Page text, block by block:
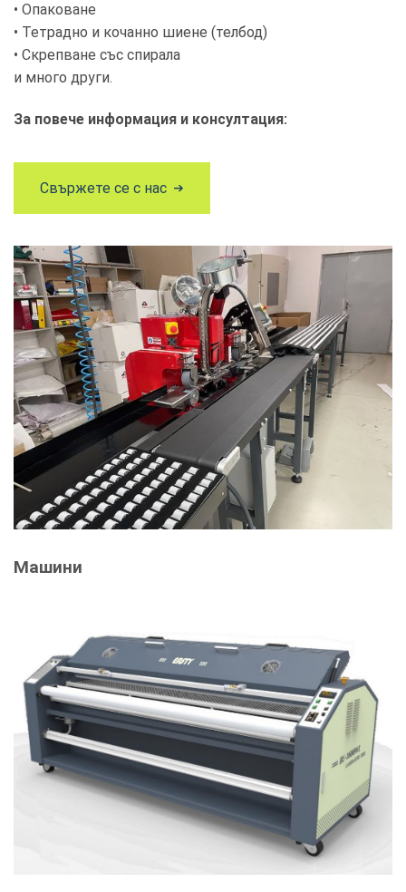
• Опаковане
• Тетрадно и кочанно шиене (телбод)
• Скрепване със спирала
и много други.
За повече информация и консултация:
Свържете се с нас
Машини